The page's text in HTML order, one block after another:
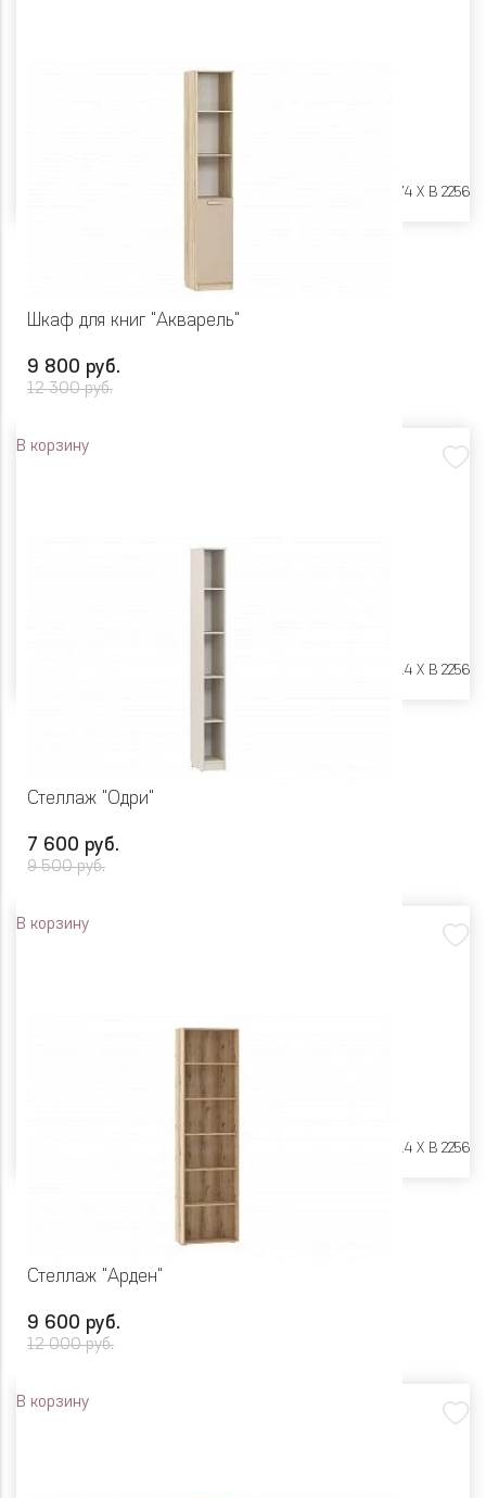
Ш 802 X Г 574 X В 2256
Шкаф для книг "Акварель"
9 800 руб.
12 300 руб.
В корзину
Ш 402 X Г 414 X В 2256
Стеллаж "Одри"
7 600 руб.
9 500 руб.
В корзину
Ш 252 X Г 414 X В 2256
Стеллаж "Арден"
9 600 руб.
12 000 руб.
В корзину